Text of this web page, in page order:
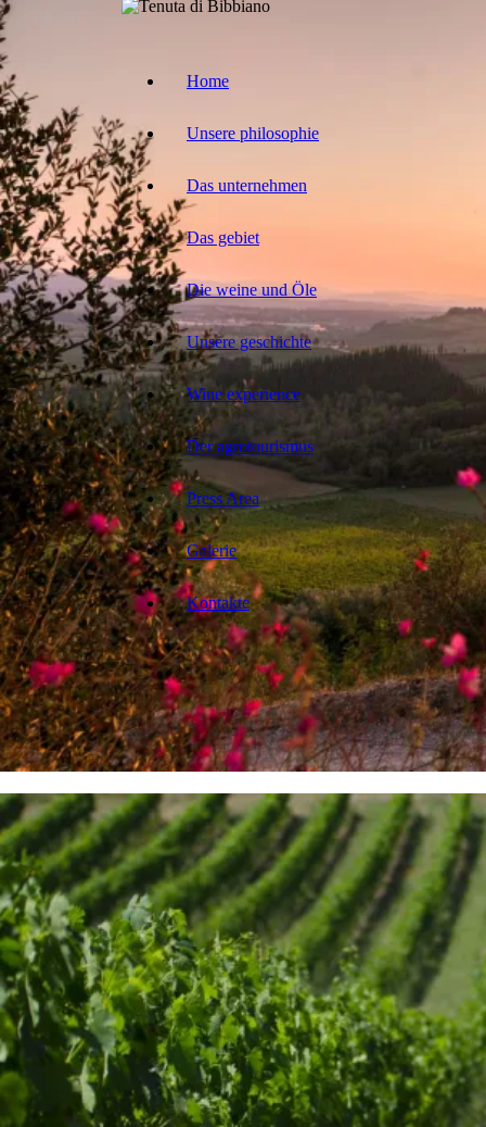
Home
Unsere philosophie
Das unternehmen
Das gebiet
Die weine und Öle
Unsere geschichte
Wine experience
Der agrotourismus
Press Area
Galerie
Kontakte